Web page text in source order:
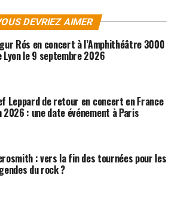
àAix-en-Provence et le 30 mai à
BILLETS
AEROSMITH MILEY CYRUS RADIOHEAD
DEVRIEZ AIMER
Rós en concert à l’Amphithéâtre 3000
Lyon le 9 septembre 2026
Leppard de retour en concert en France
2026 : une date événement à Paris
: vers la fin des tournées pour les
du rock ?